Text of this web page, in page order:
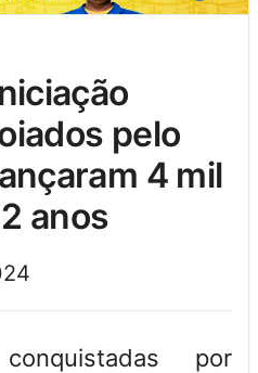
pelo
4 mil
anos
por